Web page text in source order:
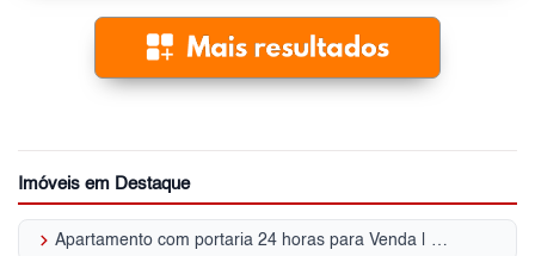
Imóveis em Destaque
keyboard_arrow_right Apartamento com portaria 24 horas para Venda | Vila Gumercindo